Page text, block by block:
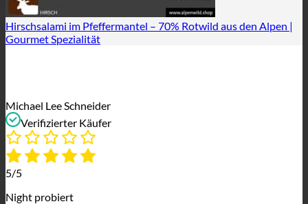
Hirschsalami im Pfeffermantel – 70% Rotwild aus den Alpen |
Gourmet Spezialität
Michael Lee Schneider
Verifizierter Käufer
5/5
Night probiert